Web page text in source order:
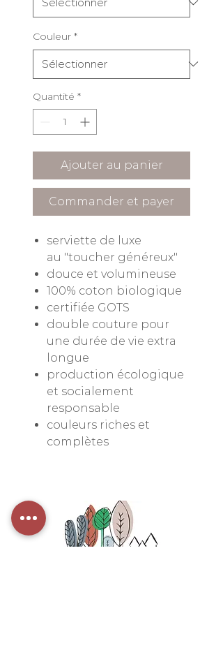
Couleur *
Quantité *
Ajouter au panier
Commander et payer
serviette de luxe
au "toucher généreux"
douce et volumineuse
100% coton biologique
certifiée GOTS
double couture pour
une durée de vie extra
longue
production écologique
et socialement
responsable
couleurs riches et
complètes